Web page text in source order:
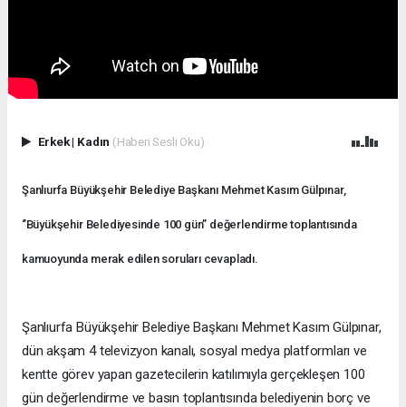
Erkek| Kadın (Haberi Sesli Oku)
Şanlıurfa Büyükşehir Belediye Başkanı Mehmet Kasım Gülpınar,
‘’Büyükşehir Belediyesinde 100 gün’’ değerlendirme toplantısında
kamuoyunda merak edilen soruları cevapladı.
Şanlıurfa Büyükşehir Belediye Başkanı Mehmet Kasım Gülpınar,
dün akşam 4 televizyon kanalı, sosyal medya platformları ve
kentte görev yapan gazetecilerin katılımıyla gerçekleşen 100
gün değerlendirme ve basın toplantısında belediyenin borç ve